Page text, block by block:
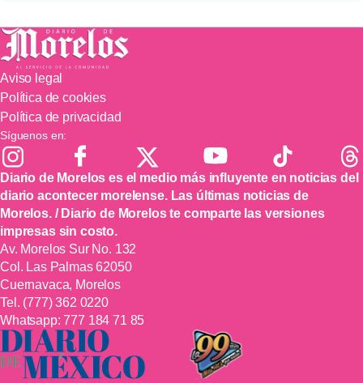
Aviso legal
Política de cookies
Política de privacidad
Síguenos en:
Diario de Morelos es el medio más influyente en noticias del
diario acontecer morelense. Las últimas noticias de
Morelos. / Diario de Morelos te comparte las versiones
impresas sin costo.
Av. Morelos Sur No. 132
Col. Las Palmas 62050
Cuernavaca, Morelos
Tel. (777) 362 0220
Whatsapp:777 184 71 85